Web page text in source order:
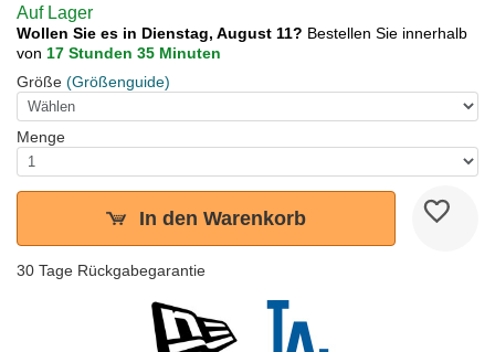
Auf Lager
Wollen Sie es in Dienstag, August 11? Bestellen Sie innerhalb
von 17 Stunden 35 Minuten
Größe (Größenguide)
Menge
In den Warenkorb
30 Tage Rückgabegarantie